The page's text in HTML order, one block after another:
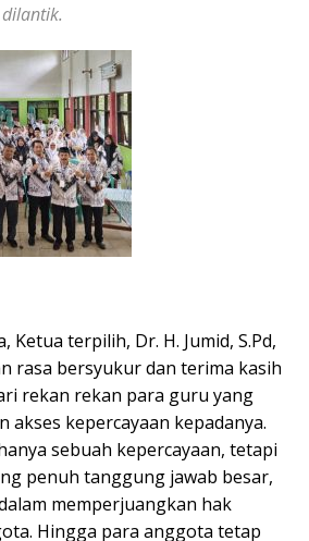
Ketua terpilih, Dr. H. Jumid, S.Pd,
rasa bersyukur dan terima kasih
rekan rekan para guru yang
akses kepercayaan kepadanya.
sebuah kepercayaan, tetapi
penuh tanggung jawab besar,
memperjuangkan hak
Hingga para anggota tetap